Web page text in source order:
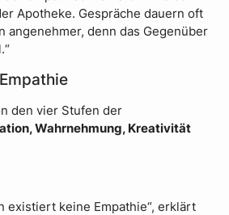
Apotheke. Gespräche dauern oft
angenehmer, denn das Gegenüber
den vier Stufen der
Wahrnehmung, Kreativität
existiert keine Empathie“, erklärt